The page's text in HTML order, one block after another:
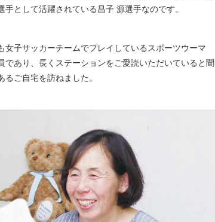
手として活躍されている昌子 源選手なのです。
女子サッカーチームでプレイしているスポーツウーマ
であり、長くステーションをご愛読いただいていると聞
るご自宅を訪ねました。